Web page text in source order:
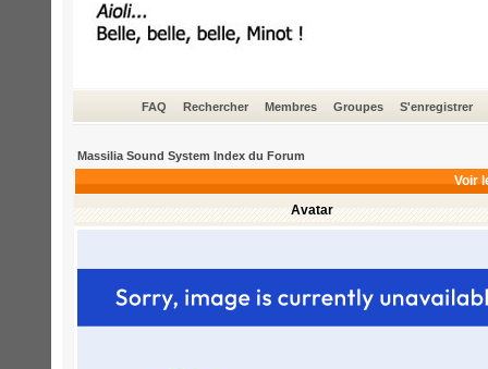
FAQ Rechercher Membres Groupes S'enregistrer
Massilia Sound System Index du Forum
Voir
Avatar